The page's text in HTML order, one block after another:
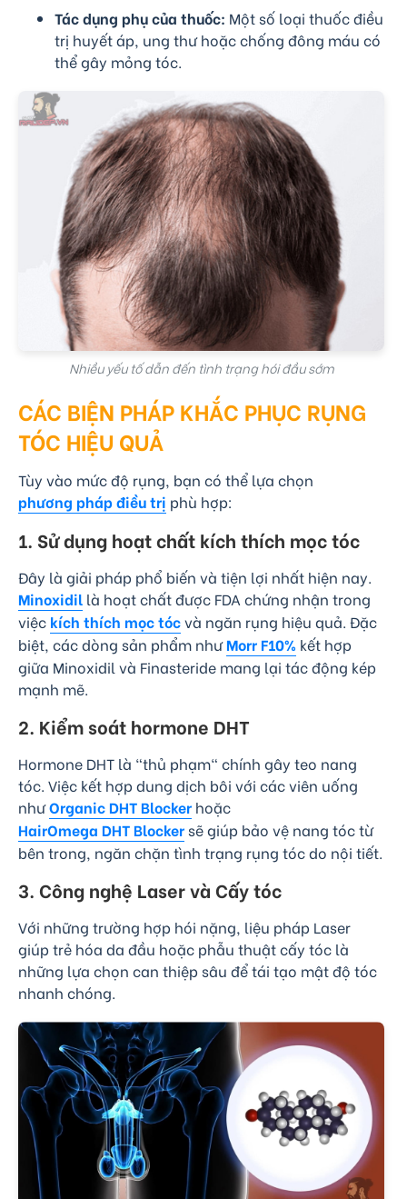
Tác dụng phụ của thuốc: Một số loại thuốc điều
trị huyết áp, ung thư hoặc chống đông máu có
thể gây mỏng tóc.
Nhiều yếu tố dẫn đến tình trạng hói đầu sớm
CÁC BIỆN PHÁP KHẮC PHỤC RỤNG
TÓC HIỆU QUẢ
Tùy vào mức độ rụng, bạn có thể lựa chọn
phương pháp điều trị phù hợp:
1. Sử dụng hoạt chất kích thích mọc tóc
Đây là giải pháp phổ biến và tiện lợi nhất hiện nay.
Minoxidil là hoạt chất được FDA chứng nhận trong
việc kích thích mọc tócvà ngăn rụng hiệu quả. Đặc
biệt, các dòng sản phẩm nhưMorr F10% kết hợp
giữa Minoxidil và Finasteride mang lại tác động kép
mạnh mẽ.
2. Kiểm soát hormone DHT
Hormone DHT là "thủ phạm" chính gây teo nang
tóc. Việc kết hợp dung dịch bôi với các viên uống
nhưOrganic DHT Blocker hoặc
HairOmega DHT Blockersẽ giúp bảo vệ nang tóc từ
bên trong, ngăn chặn tình trạng rụng tóc do nội tiết.
3. Công nghệ Laser và Cấy tóc
Với những trường hợp hói nặng, liệu pháp Laser
giúp trẻ hóa da đầu hoặc phẫu thuật cấy tóc là
những lựa chọn can thiệp sâu để tái tạo mật độ tóc
nhanh chóng.